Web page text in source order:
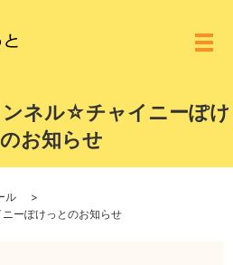
メ
ンネル☆チャイニーぽけ
お知らせ
ル
ーぽけっとのお知らせ